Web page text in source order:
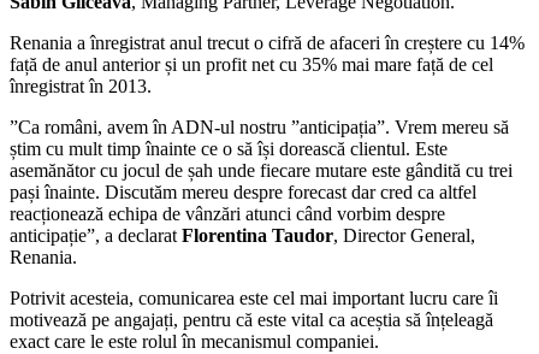
Renania a înregistrat anul trecut o cifră de afaceri în creștere cu 14%
față de anul anterior și un profit net cu 35% mai mare față de cel
înregistrat în 2013.
”Ca români, avem în ADN-ul nostru ”anticipația”. Vrem mereu să
știm cu mult timp înainte ce o să își dorească clientul. Este
asemănător cu jocul de șah unde fiecare mutare este gândită cu trei
pași înainte. Discutăm mereu despre forecast dar cred ca altfel
reacționează echipa de vânzări atunci când vorbim despre
anticipație”, a declarat Florentina Taudor, Director General,
Renania.
Potrivit acesteia, comunicarea este cel mai important lucru care îi
motivează pe angajați, pentru că este vital ca aceștia să înțeleagă
exact care le este rolul în mecanismul companiei.